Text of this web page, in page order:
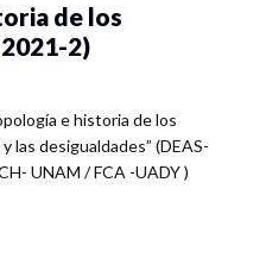
de los
2)
e historia de los
las desigualdades” (DEAS-
UNAM / FCA -UADY )